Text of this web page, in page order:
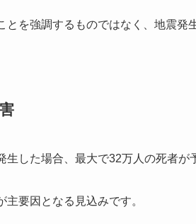
を強調するものではなく、地震発
した場合、最大で32万人の死者が
要因となる見込みです。